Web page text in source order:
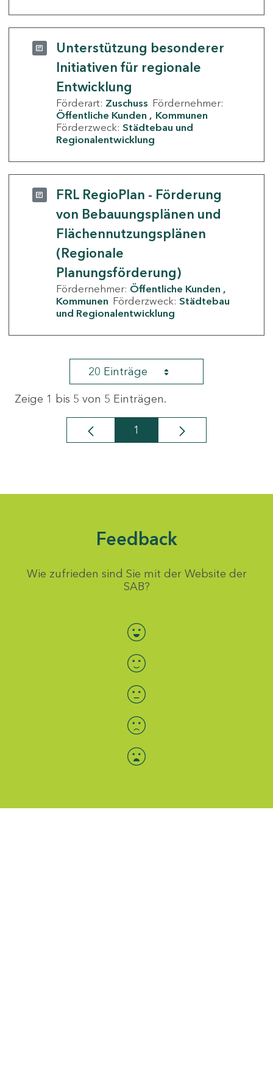
Unterstützung besonderer
Initiativen für regionale
Entwicklung
Förderart: Zuschuss Fördernehmer:
Öffentliche Kunden
Kommunen
Förderzweck: Städtebau und
Regionalentwicklung
FRL RegioPlan - Förderung
von Bebauungsplänen und
Flächennutzungsplänen
(Regionale
Planungsförderung)
Fördernehmer: Öffentliche Kunden
Kommunen Förderzweck: Städtebau
und Regionalentwicklung
20 Einträge
Zeige 1 bis 5 von 5 Einträgen.
Seite
1
Feedback
Wie zufrieden sind Sie mit der Website der
SAB?
Bewertung auswählen